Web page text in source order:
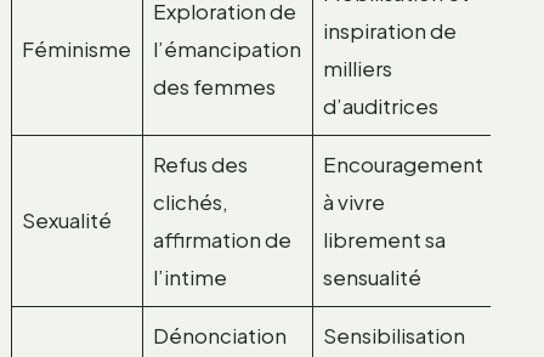
Féminisme
Exploration de
l’émancipation
des femmes
inspiration de
milliers
d’auditrices
Sexualité
Refus des
clichés,
affirmation de
l’intime
Encouragement
à vivre
librement sa
sensualité
Dénonciation
Sensibilisation